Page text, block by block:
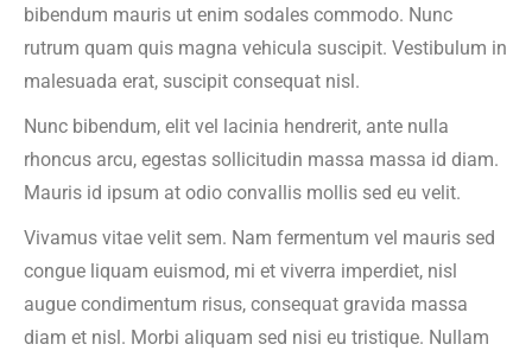
bibendum mauris ut enim sodales commodo. Nunc
rutrum quam quis magna vehicula suscipit. Vestibulum in
malesuada erat, suscipit consequat nisl.
Nunc bibendum, elit vel lacinia hendrerit, ante nulla
rhoncus arcu, egestas sollicitudin massa massa id diam.
Mauris id ipsum at odio convallis mollis sed eu velit.
Vivamus vitae velit sem. Nam fermentum vel mauris sed
congue liquam euismod, mi et viverra imperdiet, nisl
augue condimentum risus, consequat gravida massa
diam et nisl. Morbi aliquam sed nisi eu tristique. Nullam